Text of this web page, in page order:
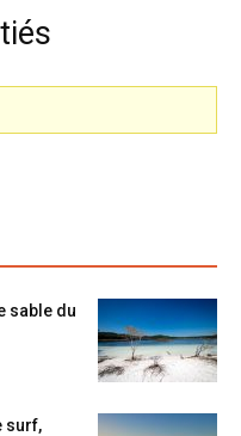
sable du
surf,